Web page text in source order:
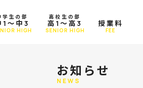
学生の部
1～中3
HIGH
高校生の部
高1～高3
SENIOR HIGH
授業料
FEE
お知らせ
NEWS